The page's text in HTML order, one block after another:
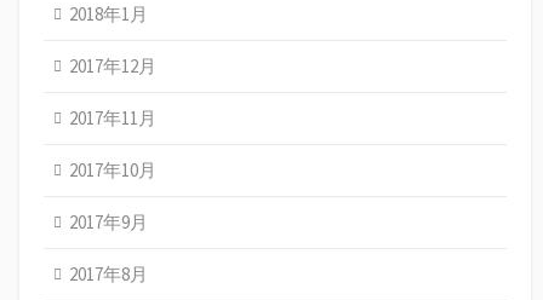
2018年1月
2017年12月
2017年11月
2017年10月
2017年9月
2017年8月